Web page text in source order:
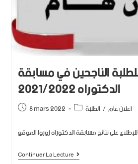
الناجحين في مسابقة
الدكتوراه 2021/2022
8 mars 2022 اعلان عام/ الطلبة
Continuer La Lecture